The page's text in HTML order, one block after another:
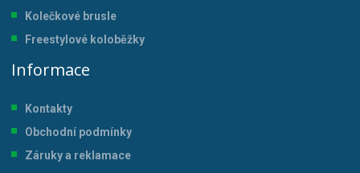
Kolečkové brusle
Freestylové koloběžky
Informace
Kontakty
Obchodní podmínky
Záruky a reklamace